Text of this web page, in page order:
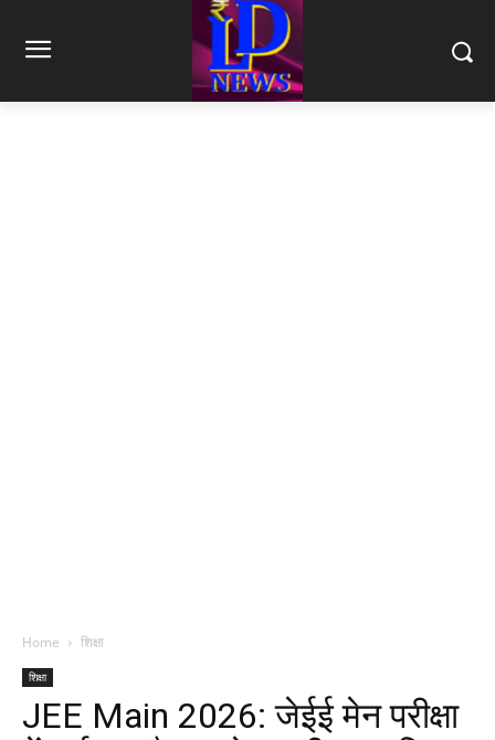
Home शिक्षा
शिक्षा
JEE Main 2026: जेईई मेन परीक्षा